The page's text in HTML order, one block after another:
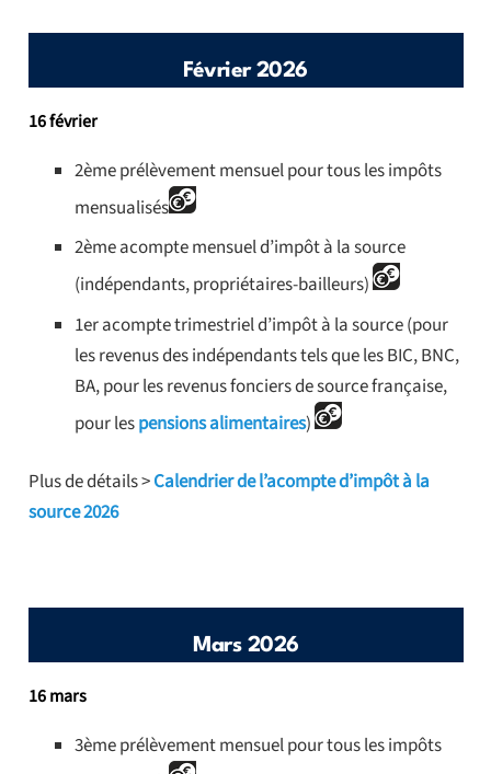
Février 2026
16 février
2ème prélèvement mensuel pour tous les impôts
mensualisés
2ème acompte mensuel d’impôt à la source
(indépendants, propriétaires-bailleurs)
1er acompte trimestriel d’impôt à la source (pour
les revenus des indépendants tels que les BIC, BNC,
BA, pour les revenus fonciers de source française,
pour lespensions alimentaires)
Plus de détails >Calendrier de l’acompte d’impôt à la
source 2026
Mars 2026
16 mars
3ème prélèvement mensuel pour tous les impôts